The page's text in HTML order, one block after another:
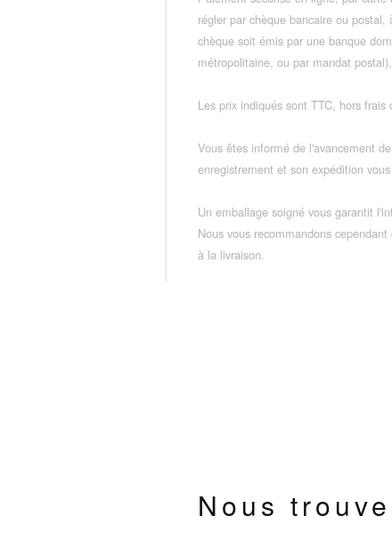
régler par chèque bancaire ou postal,
chèque soit émis par une banque
métropolitaine, ou par mandat postal),
Les prix indiqués sont TTC, hors frais
Vous êtes informé de l'avancement
enregistrement et son expédition
Un emballage soigné vous garantit
Nous vous recommandons
à la livraison.
Nous